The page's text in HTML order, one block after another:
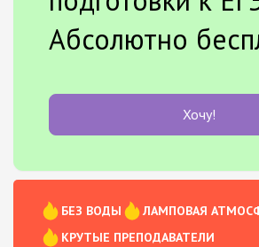
Абсолютно
Хочу!
БЕЗ ВОДЫ
ЛАМПОВАЯ
КРУТЫЕ ПРЕПОДАВАТЕЛИ